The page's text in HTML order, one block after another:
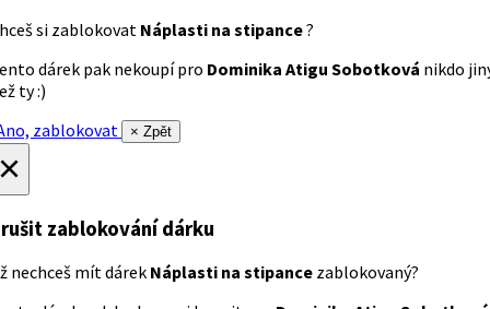
si zablokovat Náplasti na stipance?
dárek pak nekoupí pro Dominika Atigu Sobotková nikdo
ty :)
zablokovat
× Zpět
zablokování dárku
nechceš mít dárek Náplasti na stipance zablokovaný?